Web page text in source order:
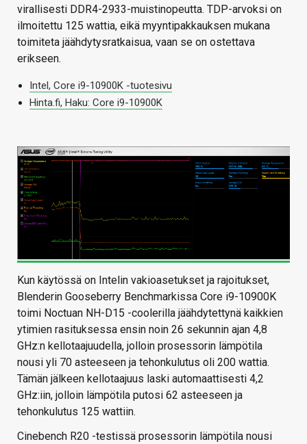
virallisesti DDR4-2933-muistinopeutta. TDP-arvoksi on
ilmoitettu 125 wattia, eikä myyntipakkauksen mukana
toimiteta jäähdytysratkaisua, vaan se on ostettava
erikseen.
Intel, Core i9-10900K -tuotesivu
Hinta.fi, Haku: Core i9-10900K
Kun käytössä on Intelin vakioasetukset ja rajoitukset,
Blenderin Gooseberry Benchmarkissa Core i9-10900K
toimi Noctuan NH-D15 -coolerilla jäähdytettynä kaikkien
ytimien rasituksessa ensin noin 26 sekunnin ajan 4,8
GHz:n kellotaajuudella, jolloin prosessorin lämpötila
nousi yli 70 asteeseen ja tehonkulutus oli 200 wattia.
Tämän jälkeen kellotaajuus laski automaattisesti 4,2
GHz:iin, jolloin lämpötila putosi 62 asteeseen ja
tehonkulutus 125 wattiin.
Cinebench R20 -testissä prosessorin lämpötila nousi